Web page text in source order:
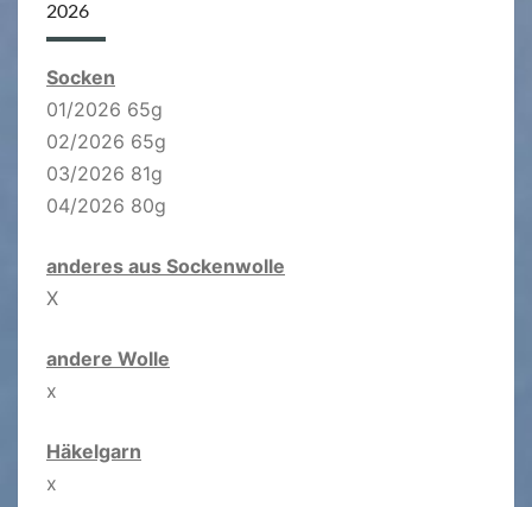
2026
Socken
01/2026 65g
02/2026 65g
03/2026 81g
04/2026 80g
anderes aus Sockenwolle
X
andere Wolle
x
Häkelgarn
x